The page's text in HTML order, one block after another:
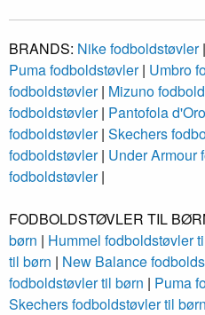
BRANDS: Nike fodboldstøvler|
Puma fodboldstøvler| Umbro
fodboldstøvler| Mizuno
fodboldstøvler| Pantofola
fodboldstøvler| Skechers
fodboldstøvler| Under Armour
fodboldstøvler|
FODBOLDSTØVLER TIL
børn | Hummel fodboldstøvler
til børn | New Balance
fodboldstøvler til børn | Puma
Skechers fodboldstøvler til børn